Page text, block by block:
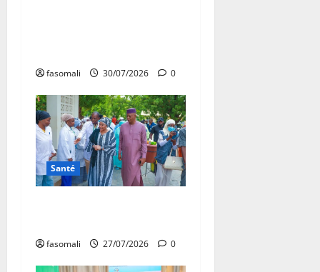
fasomali 30/07/2026 0
Santé
fasomali 27/07/2026 0